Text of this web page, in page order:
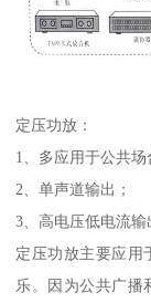
定压功放：
1、多应用于公共场
2、单声道输出；
3、高电压低电流输
定压功放主要应用
乐。因为公共广播